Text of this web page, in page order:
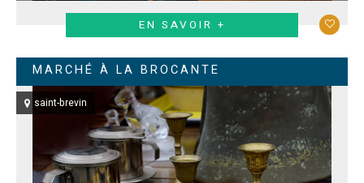
EN SAVOIR +
MARCHÉ À LA BROCANTE
saint-brevin